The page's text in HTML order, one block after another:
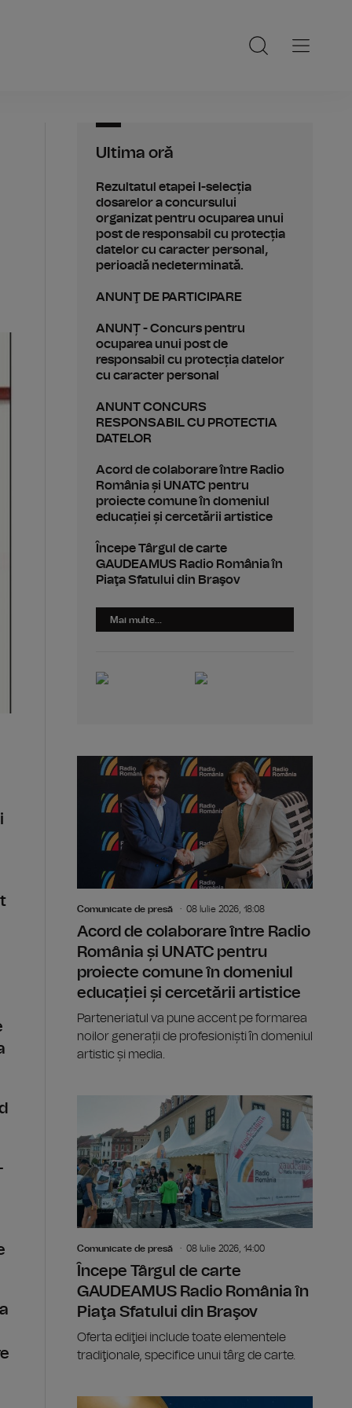
Ultima oră
Rezultatul etapei I-selecția
dosarelor a concursului
organizat pentru ocuparea unui
post de responsabil cu protecția
datelor cu caracter personal,
perioadă nedeterminată.
ANUNŢ DE PARTICIPARE
ANUNȚ - Concurs pentru
ocuparea unui post de
responsabil cu protecția datelor
cu caracter personal
ANUNT CONCURS
RESPONSABIL CU PROTECTIA
DATELOR
Acord de colaborare între Radio
România și UNATC pentru
proiecte comune în domeniul
educației și cercetării artistice
Începe Târgul de carte
GAUDEAMUS Radio România în
Piaţa Sfatului din Braşov
Mai multe...
Comunicate de presă 08 Iulie 2026, 18:08
Acord de colaborare între Radio
România și UNATC pentru
proiecte comune în domeniul
educației și cercetării artistice
Parteneriatul va pune accent pe formarea
noilor generații de profesioniști în domeniul
artistic și media.
Comunicate de presă 08 Iulie 2026, 14:00
Începe Târgul de carte
GAUDEAMUS Radio România în
Piaţa Sfatului din Braşov
Oferta ediţiei include toate elementele
tradiţionale, specifice unui târg de carte.